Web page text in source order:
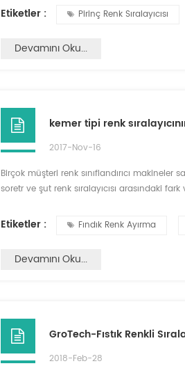
arka plan plakası en i...
Etiketler : Pirinç Renk Sıralayıcısı
Devamını Oku...
kemer tipi renk
2017-Nov-16
Birçok müşteri renk sınıflandırıcı
soretr ve şut renk sıralayıcısı arasındaki
kemer ti...
Etiketler : Fındık Renk Ayırma
Devamını Oku...
GroTech-Fıstık Renkli
2018-Feb-28